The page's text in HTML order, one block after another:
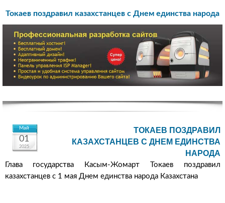
Токаев поздравил казахстанцев с Днем единства народа
Май
01
2025
ТОКАЕВ ПОЗДРАВИЛ
КАЗАХСТАНЦЕВ С ДНЕМ ЕДИНСТВА
НАРОДА
Глава государства Касым-Жомарт Токаев поздравил
казахстанцев с 1 мая Днем единства народа Казахстана